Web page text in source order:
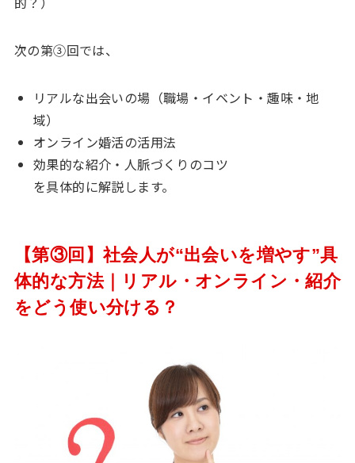
次の第③回では、
リアルな出会いの場（職場・イベント・趣味・地
域）
オンライン婚活の活用法
効果的な紹介・人脈づくりのコツ
を具体的に解説します。
【第③回】社会人が“出会いを増やす”具
体的な方法｜リアル・オンライン・紹介
をどう使い分ける？